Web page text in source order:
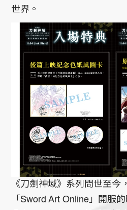
世界。
《刀劍神域》系列問世至今
「Sword Art Online」開服